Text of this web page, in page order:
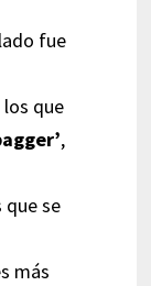
fue
los que
,
se
más